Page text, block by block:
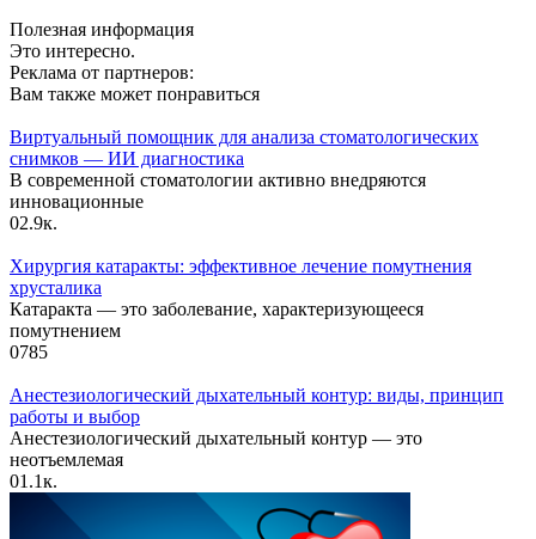
Полезная информация
Это интересно.
Реклама от партнеров:
Вам также может понравиться
Виртуальный помощник для анализа стоматологических
снимков — ИИ диагностика
В современной стоматологии активно внедряются
инновационные
02.9к.
Хирургия катаракты: эффективное лечение помутнения
хрусталика
Катаракта — это заболевание, характеризующееся
помутнением
0785
Анестезиологический дыхательный контур: виды, принцип
работы и выбор
Анестезиологический дыхательный контур — это
неотъемлемая
01.1к.